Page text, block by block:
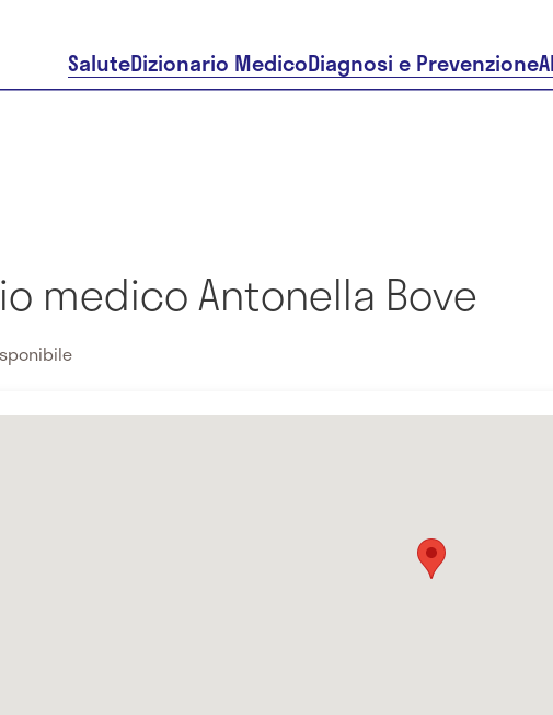
SaluteDizionario MedicoDiagnosi e Prevenzione
medico Antonella Bove